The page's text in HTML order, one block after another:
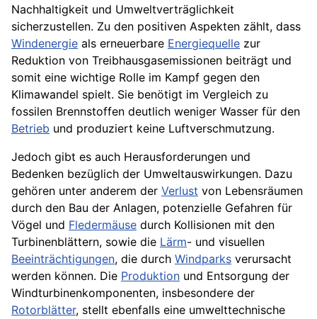
Nachhaltigkeit und Umweltverträglichkeit
sicherzustellen. Zu den positiven Aspekten zählt, dass
Windenergie als erneuerbare Energiequelle zur
Reduktion von Treibhausgasemissionen beiträgt und
somit eine wichtige Rolle im Kampf gegen den
Klimawandel spielt. Sie benötigt im Vergleich zu
fossilen Brennstoffen deutlich weniger Wasser für den
Betrieb und produziert keine Luftverschmutzung.
Jedoch gibt es auch Herausforderungen und
Bedenken bezüglich der Umweltauswirkungen. Dazu
gehören unter anderem der Verlust von Lebensräumen
durch den Bau der Anlagen, potenzielle Gefahren für
Vögel und Fledermäuse durch Kollisionen mit den
Turbinenblättern, sowie die Lärm- und visuellen
Beeinträchtigungen, die durch Windparks verursacht
werden können. Die Produktion und Entsorgung der
Windturbinenkomponenten, insbesondere der
Rotorblätter, stellt ebenfalls eine umwelttechnische